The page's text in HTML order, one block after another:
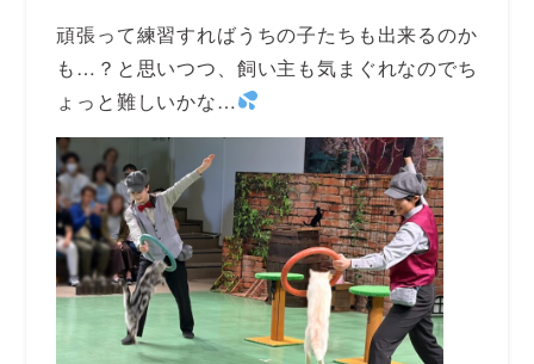
頑張って練習すればうちの子たちも出来るのか
も…？と思いつつ、飼い主も気まぐれなのでち
ょっと難しいかな…